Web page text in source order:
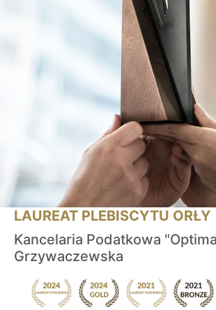
LAUREAT PLEBISCYTU ORŁY
Kancelaria Podatkowa
Grzywaczewska